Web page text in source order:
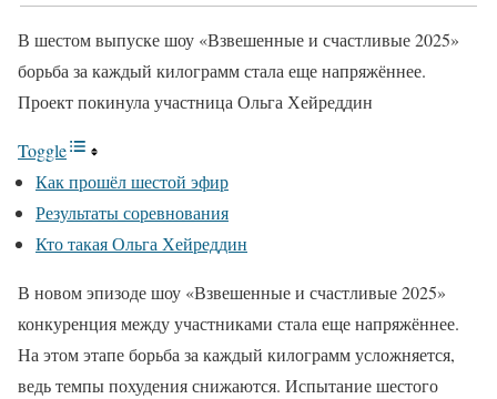
В шестом выпуске шоу «Взвешенные и счастливые 2025»
борьба за каждый килограмм стала еще напряжённее.
Проект покинула участница Ольга Хейреддин
Toggle
Как прошёл шестой эфир
Результаты соревнования
Кто такая Ольга Хейреддин
В новом эпизоде шоу «Взвешенные и счастливые 2025»
конкуренция между участниками стала еще напряжённее.
На этом этапе борьба за каждый килограмм усложняется,
ведь темпы похудения снижаются. Испытание шестого